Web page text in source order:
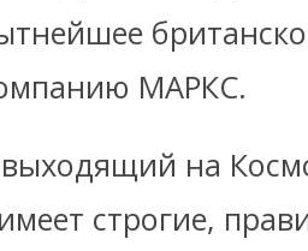
МАРКС.
на
строгие,